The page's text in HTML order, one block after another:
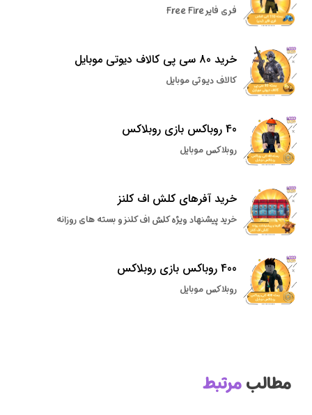
فری فایر Free Fire
خرید 80 سی پی کالاف دیوتی موبایل
کالاف دیوتی موبایل
40 روباکس بازی روبلاکس
روبلاکس موبایل
خرید آفرهای کلش اف کلنز
خرید پیشنهاد ویژه کلش اف کلنز و بسته های روزانه
400 روباکس بازی روبلاکس
روبلاکس موبایل
مطالبمرتبط